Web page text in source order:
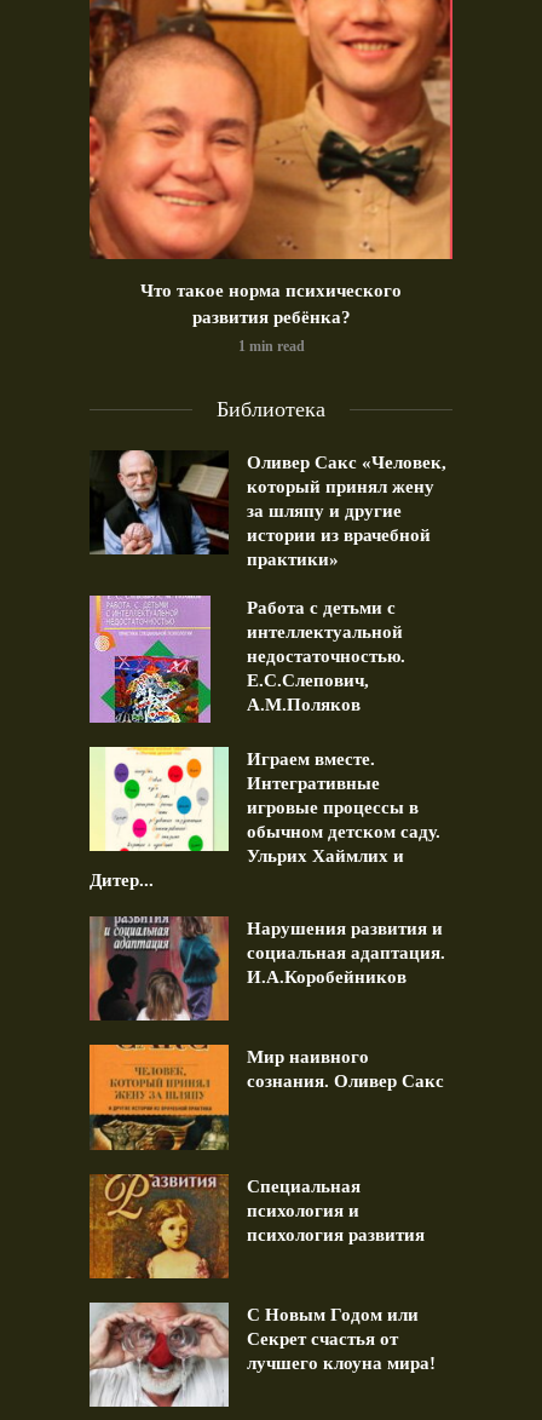
Что такое норма психического
развития ребёнка?
1 min read
Библиотека
Оливер Сакс «Человек,
который принял жену
за шляпу и другие
истории из врачебной
практики»
Работа с детьми с
интеллектуальной
недостаточностью.
Е.С.Слепович,
А.М.Поляков
Играем вместе.
Интегративные
игровые процессы в
обычном детском саду.
Ульрих Хаймлих и
Дитер...
Нарушения развития и
социальная адаптация.
И.А.Коробейников
Мир наивного
сознания. Оливер Сакс
Специальная
психология и
психология развития
С Новым Годом или
Секрет счастья от
лучшего клоуна мира!